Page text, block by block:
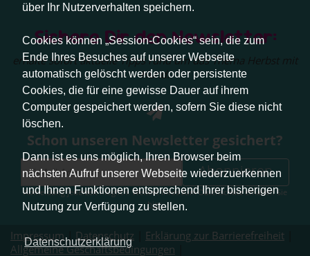
über Ihr Nutzerverhalten speichern.
Cookies können „Session-Cookies“ sein, die zum
Ende Ihres Besuches auf unserer Webseite
automatisch gelöscht werden oder persistente
Cookies, die für eine gewisse Dauer auf ihrem
Computer gespeichert werden, sofern Sie diese nicht
löschen.
Dann ist es uns möglich, Ihren Browser beim
nächsten Aufruf unserer Webseite wiederzuerkennen
und Ihnen Funktionen entsprechend Ihrer bisherigen
Nutzung zur Verfügung zu stellen.
Datenschutzerklärung
Sichere Dir den Newsletter:
erhalte sofort aktuelle Tipps rund um das Thema Herbst mit
Hund.
Schon unseren Newsletter gesichert?
Abonnieren
Abmeldung jederzeit möglich. Weitere Infos zum Datenschutz erhalten Sie
hier.
Impressum| Datenschutz Erklärung zur Barrierefreiheit
Allgemeine Geschäftsbedingungen